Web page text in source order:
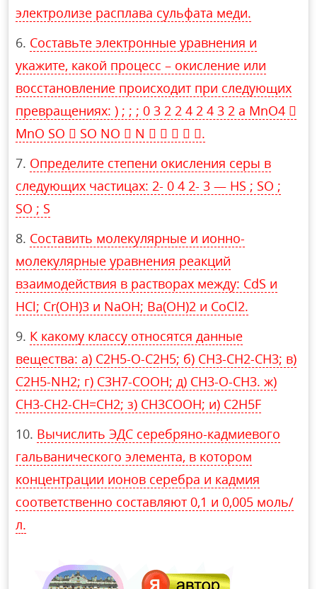
электролизе расплава сульфата меди.
Составьте электронные уравнения и
укажите, какой процесс – окисление или
восстановление происходит при следующих
превращениях: ) ; ; ; 0 3 2 2 4 2 4 3 2 a MnO4 
MnO SO  SO NO  N     .
Определите степени окисления серы в
следующих частицах: 2- 0 4 2- 3 — HS ; SO ;
SO ; S
Составить молекулярные и ионно-
молекулярные уравнения реакций
взаимодействия в растворах между: CdS и
HCl; Cr(OH)3 и NaOH; Ba(OH)2 и CoCl2.
К какому классу относятся данные
вещества: а) С2Н5-О-С2Н5; б) СН3-СН2-СН3; в)
С2Н5-NН2; г) С3Н7-СООН; д) СН3-О-СН3. ж)
СН3-СН2-СН=СН2; з) СН3СООН; и) С2Н5F
Вычислить ЭДС серебряно-кадмиевого
гальванического элемента, в котором
концентрации ионов серебра и кадмия
соответственно составляют 0,1 и 0,005 моль/
л.